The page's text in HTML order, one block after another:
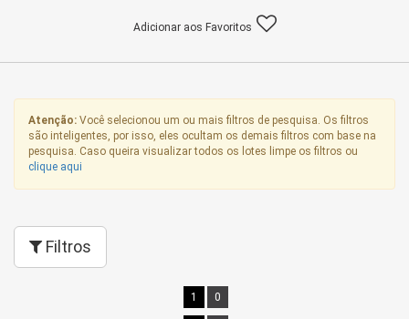
Adicionar aos Favoritos
Atenção: Você selecionou um ou mais filtros de pesquisa. Os filtros
são inteligentes, por isso, eles ocultam os demais filtros com base na
pesquisa. Caso queira visualizar todos os lotes limpe os filtros ou
clique aqui
Filtros
1 0